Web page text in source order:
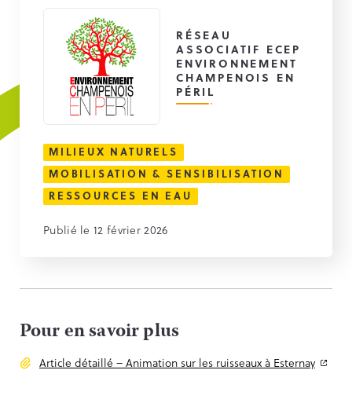
RÉSEAU
ASSOCIATIF ECEP
ENVIRONNEMENT
CHAMPENOIS EN
PÉRIL
MILIEUX NATURELS
MOBILISATION & SENSIBILISATION
RESSOURCES EN EAU
Publié le 12 février 2026
Pour en savoir plus
Article détaillé – Animation sur les ruisseaux à Esternay